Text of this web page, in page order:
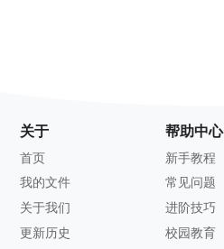
关于
首页
我的文件
关于我们
更新历史
帮助中心
新手教程
常见问题
进阶技巧
校园教育